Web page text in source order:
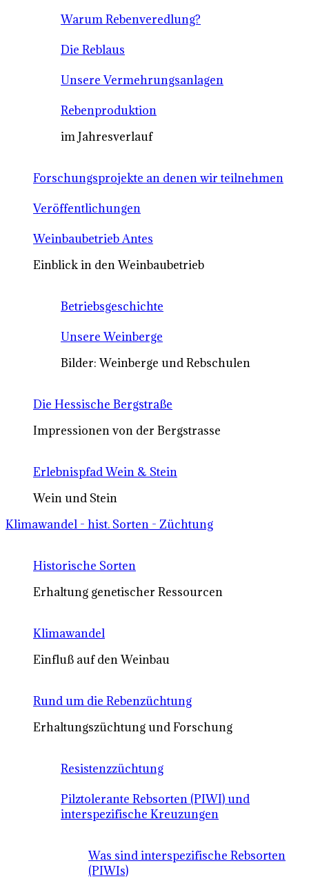
Warum Rebenveredlung?
Die Reblaus
Unsere Vermehrungsanlagen
Rebenproduktion
im Jahresverlauf
Forschungsprojekte an denen wir teilnehmen
Veröffentlichungen
Weinbaubetrieb Antes
Einblick in den Weinbaubetrieb
Betriebsgeschichte
Unsere Weinberge
Bilder: Weinberge und Rebschulen
Die Hessische Bergstraße
Impressionen von der Bergstrasse
Erlebnispfad Wein & Stein
Wein und Stein
Klimawandel - hist. Sorten - Züchtung
Historische Sorten
Erhaltung genetischer Ressourcen
Klimawandel
Einfluß auf den Weinbau
Rund um die Rebenzüchtung
Erhaltungszüchtung und Forschung
Resistenzzüchtung
Pilztolerante Rebsorten (PIWI) und
interspezifische Kreuzungen
Was sind interspezifische Rebsorten
(PIWIs)